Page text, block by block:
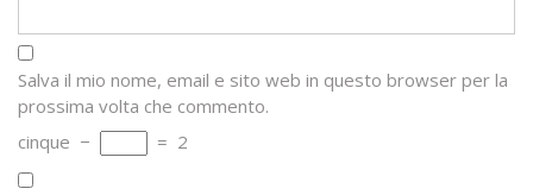
Salva il mio nome, email e sito web in questo browser per la
prossima volta che commento.
cinque − = 2